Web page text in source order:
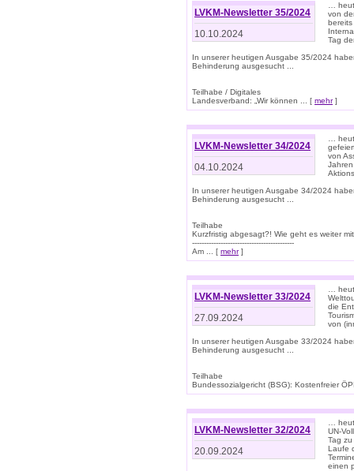
LVKM-Newsletter 35/2024
10.10.2024
…
von
bereits
Tag
In unserer heutigen Ausgabe 35/2024
Behinderung ausgesucht ...
Teilhabe / Digitales
Landesverband: „Wir können ... [ mehr]
LVKM-Newsletter 34/2024
04.10.2024
…
von
In unserer heutigen Ausgabe 34/2024
Behinderung ausgesucht ...
Teilhabe
Kurzfristig abgesagt?! Wie geht es weiter
-------------------------------------------
Am ... [ mehr]
LVKM-Newsletter 33/2024
27.09.2024
…
die
von
In unserer heutigen Ausgabe 33/2024
Behinderung ausgesucht ...
Teilhabe
Bundessozialgericht (BSG): Kostenfreier
LVKM-Newsletter 32/2024
20.09.2024
…
UN-
Tag
Laufe
einen